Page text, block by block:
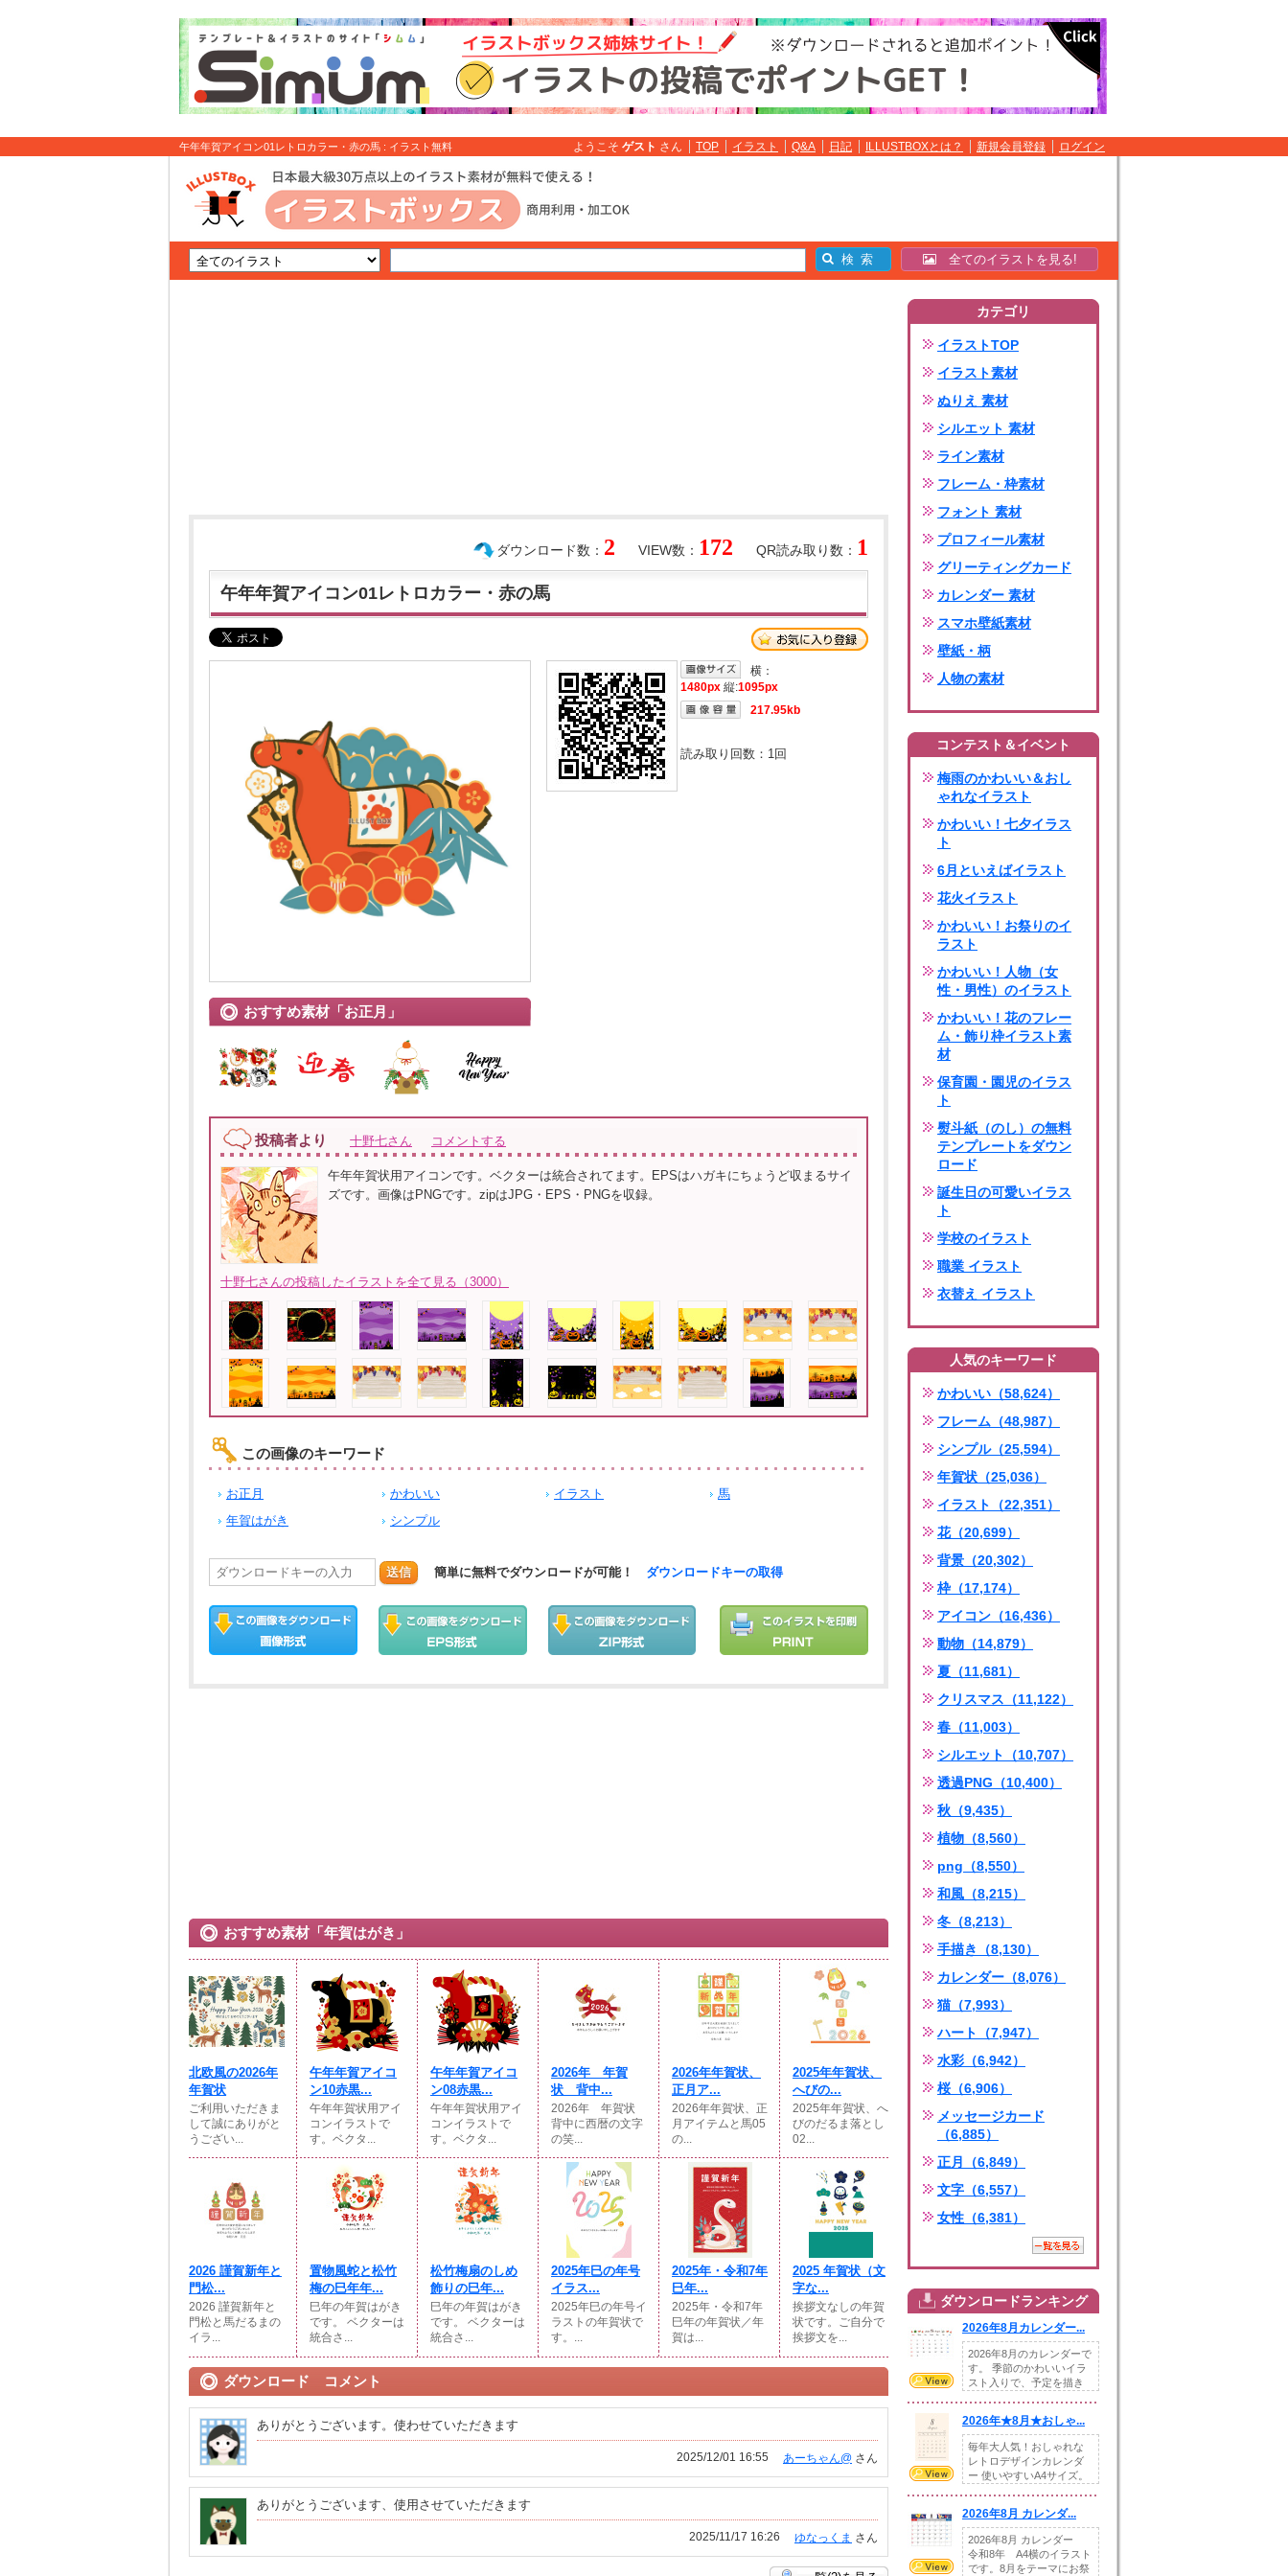
午年年賀アイコン01レトロカラー・赤の馬 : イラスト無料 ようこそ ゲスト さん TOP イラスト Q&A 日記 ILLUSTBOXとは？ 新規会員登録 ログイン
全てのイラストを見る!
QR読み取り数： 1
VIEW数： 172
ダウンロード数： 2
午年年賀アイコン01レトロカラー・赤の馬
おすすめ素材「お正月」
横：
1480px 縦:1095px
217.95kb
読み取り回数： 1回
投稿者より 十野七さん コメントする
午年年賀状用アイコンです。ベクターは統合されてます。EPSはハガキにちょうど収まるサイ
ズです。画像はPNGです。zipはJPG・EPS・PNGを収録。
十野七さんの投稿したイラストを全て見る（3000）
この画像のキーワード
お正月 かわいい イラスト
馬
年賀はがき
シンプル
送信 簡単に無料でダウンロードが可能！ ダウンロードキーの取得
おすすめ素材「年賀はがき」
北欧風の2026年
年賀状
ご利用いただきま
して誠にありがと
うござい...
午年年賀アイコ
ン10赤黒...
午年年賀状用アイ
コンイラストで
す。ベクタ...
午年年賀アイコ
ン08赤黒...
午年年賀状用アイ
コンイラストで
す。ベクタ...
2026年 年賀
状 背中...
2026年 年賀状
背中に西暦の文字
の笑...
2026年年賀状、
正月ア...
2026年年賀状、正
月アイテムと馬05
の...
2025年年賀状、
へびの...
2025年年賀状、へ
びのだるま落とし
02...
2026 謹賀新年と
門松...
2026 謹賀新年と
門松と馬だるまの
イラ...
置物風蛇と松竹
梅の巳年年...
巳年の年賀はがき
です。 ベクターは
統合さ...
松竹梅扇のしめ
飾りの巳年...
巳年の年賀はがき
です。 ベクターは
統合さ...
2025年巳の年号
イラス...
2025年巳の年号イ
ラストの年賀状で
す。...
2025年・令和7年
巳年...
2025年・令和7年
巳年の年賀状／年
賀は...
2025 年賀状（文
字な...
挨拶文なしの年賀
状です。ご自分で
挨拶文を...
ダウンロード コメント
ありがとうございます。使わせていただきます
あーちゃん@ さん
2025/12/01 16:55
ありがとうございます、使用させていただきます
ゆなっくま さん
2025/11/17 16:26
カテゴリ
イラストTOP
イラスト素材
ぬりえ 素材
シルエット 素材
ライン素材
フレーム・枠素材
フォント 素材
プロフィール素材
グリーティングカード
カレンダー 素材
スマホ壁紙素材
壁紙・柄
人物の素材
コンテスト＆イベント
梅雨のかわいい＆おし
ゃれなイラスト
かわいい！七夕イラス
ト
6月といえばイラスト
花火イラスト
かわいい！お祭りのイ
ラスト
かわいい！人物（女
性・男性）のイラスト
かわいい！花のフレー
ム・飾り枠イラスト素
材
保育園・園児のイラス
ト
熨斗紙（のし）の無料
テンプレートをダウン
ロード
誕生日の可愛いイラス
ト
学校のイラスト
職業 イラスト
衣替え イラスト
人気のキーワード
かわいい（58,624）
フレーム（48,987）
シンプル（25,594）
年賀状（25,036）
イラスト（22,351）
花（20,699）
背景（20,302）
枠（17,174）
アイコン（16,436）
動物（14,879）
夏（11,681）
クリスマス（11,122）
春（11,003）
シルエット（10,707）
透過PNG（10,400）
秋（9,435）
植物（8,560）
png（8,550）
和風（8,215）
冬（8,213）
手描き（8,130）
カレンダー（8,076）
猫（7,993）
ハート（7,947）
水彩（6,942）
桜（6,906）
メッセージカード
（6,885）
正月（6,849）
文字（6,557）
女性（6,381）
ダウンロードランキング
2026年8月カレンダー...
2026年8月のカレンダーで
す。 季節のかわいいイラ
スト入りで、予定を描き
2026年★8月★おしゃ...
毎年大人気！おしゃれな
レトロデザインカレンダ
ー 使いやすいA4サイズ。
2026年8月 カレンダ...
2026年8月 カレンダー
令和8年 A4横のイラスト
です。8月をテーマにお祭